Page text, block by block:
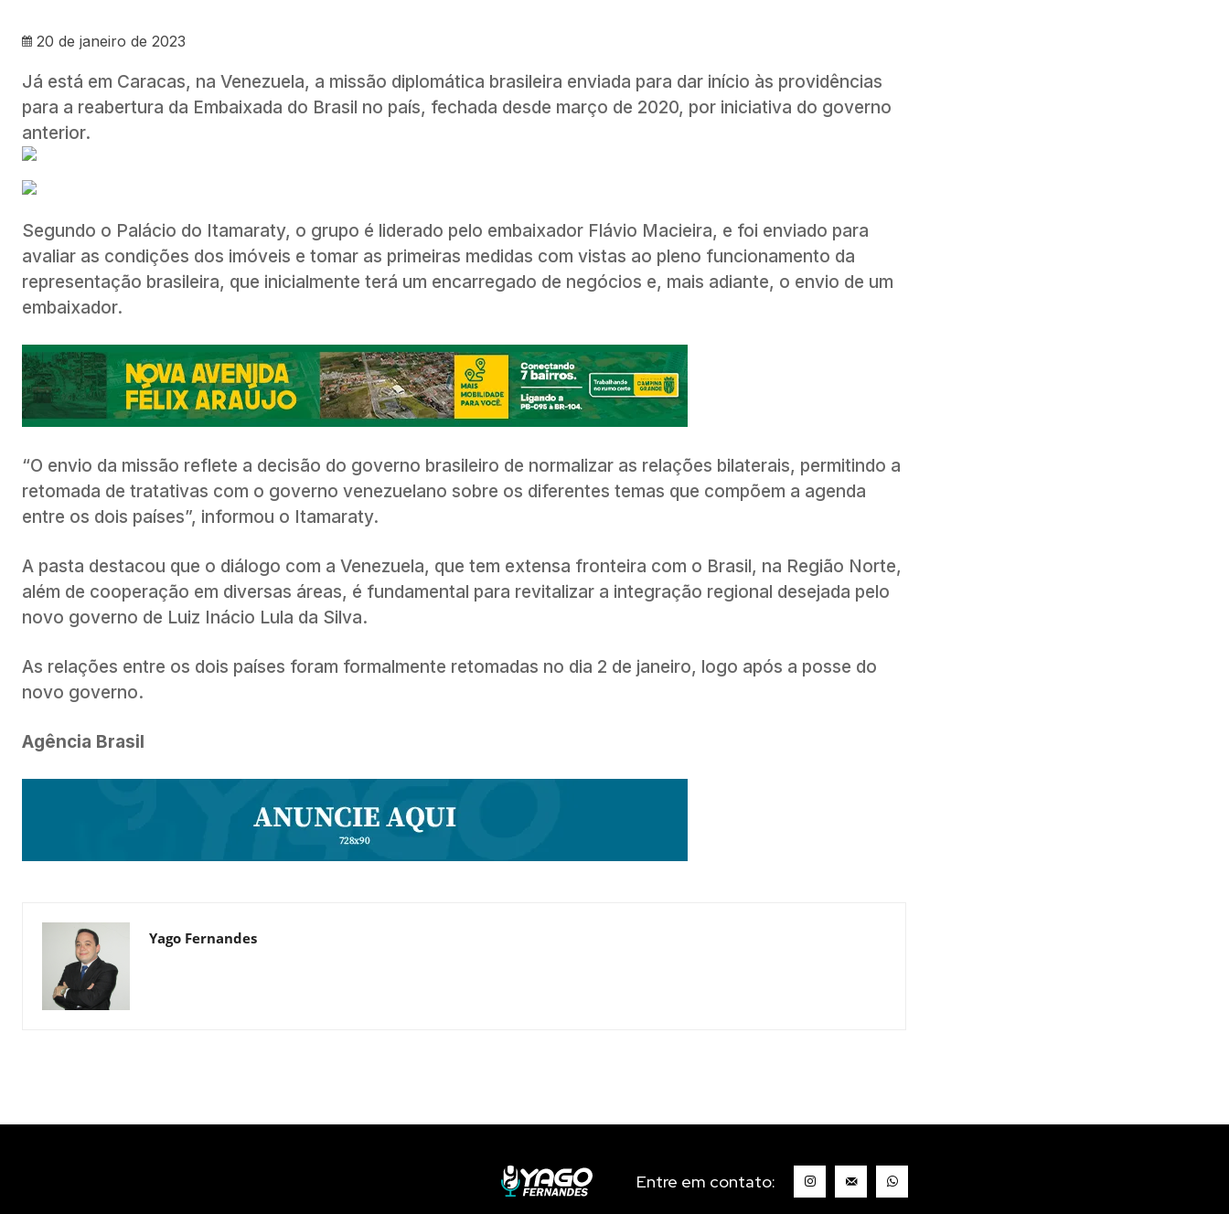
20 de janeiro de 2023
Já está em Caracas, na Venezuela, a missão diplomática brasileira enviada para dar início às providências
para a reabertura da Embaixada do Brasil no país, fechada desde março de 2020, por iniciativa do governo
anterior.
Segundo o Palácio do Itamaraty, o grupo é liderado pelo embaixador Flávio Macieira, e foi enviado para
avaliar as condições dos imóveis e tomar as primeiras medidas com vistas ao pleno funcionamento da
representação brasileira, que inicialmente terá um encarregado de negócios e, mais adiante, o envio de um
embaixador.
“O envio da missão reflete a decisão do governo brasileiro de normalizar as relações bilaterais, permitindo a
retomada de tratativas com o governo venezuelano sobre os diferentes temas que compõem a agenda
entre os dois países”, informou o Itamaraty.
A pasta destacou que o diálogo com a Venezuela, que tem extensa fronteira com o Brasil, na Região Norte,
além de cooperação em diversas áreas, é fundamental para revitalizar a integração regional desejada pelo
novo governo de Luiz Inácio Lula da Silva.
As relações entre os dois países foram formalmente retomadas no dia 2 de janeiro, logo após a posse do
novo governo.
Agência Brasil
Yago Fernandes
Entre em contato: